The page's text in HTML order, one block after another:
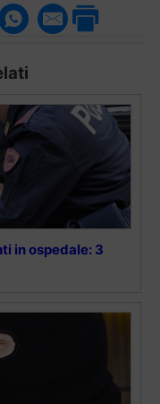
in ospedale: 3